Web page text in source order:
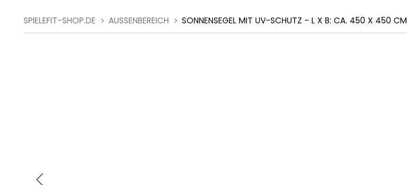
SPIELEFIT-SHOP.DE AUSSENBEREICH SONNENSEGEL MIT UV-SCHUTZ - L X B: CA. 450 X 450 CM